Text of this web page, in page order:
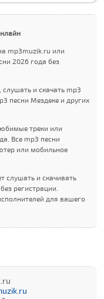
mp3muzik.ru или
2026 года без
слушать и скачать mp3
песни Мездеке и других
треки или
Все mp3 песни
или мобильное
слушать и скачивать
регистрации.
для вашего